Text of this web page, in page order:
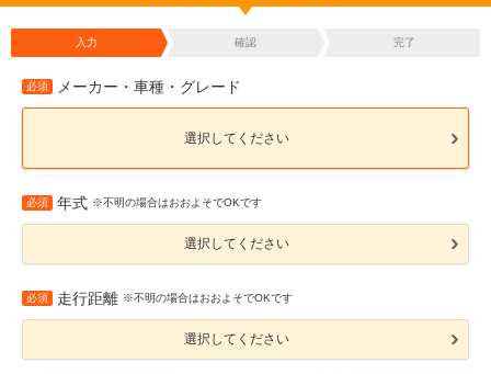
入力 確認 完了
必須 メーカー・車種・グレード
選択してください
必須 年式 ※不明の場合はおおよそでOKです
選択してください
必須 走行距離 ※不明の場合はおおよそでOKです
選択してください